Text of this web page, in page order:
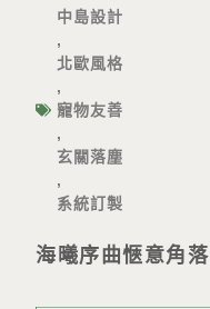
中島設計
,
北歐風格
,
寵物友善
,
玄關落塵
,
系統訂製
海曦序曲愜意角落